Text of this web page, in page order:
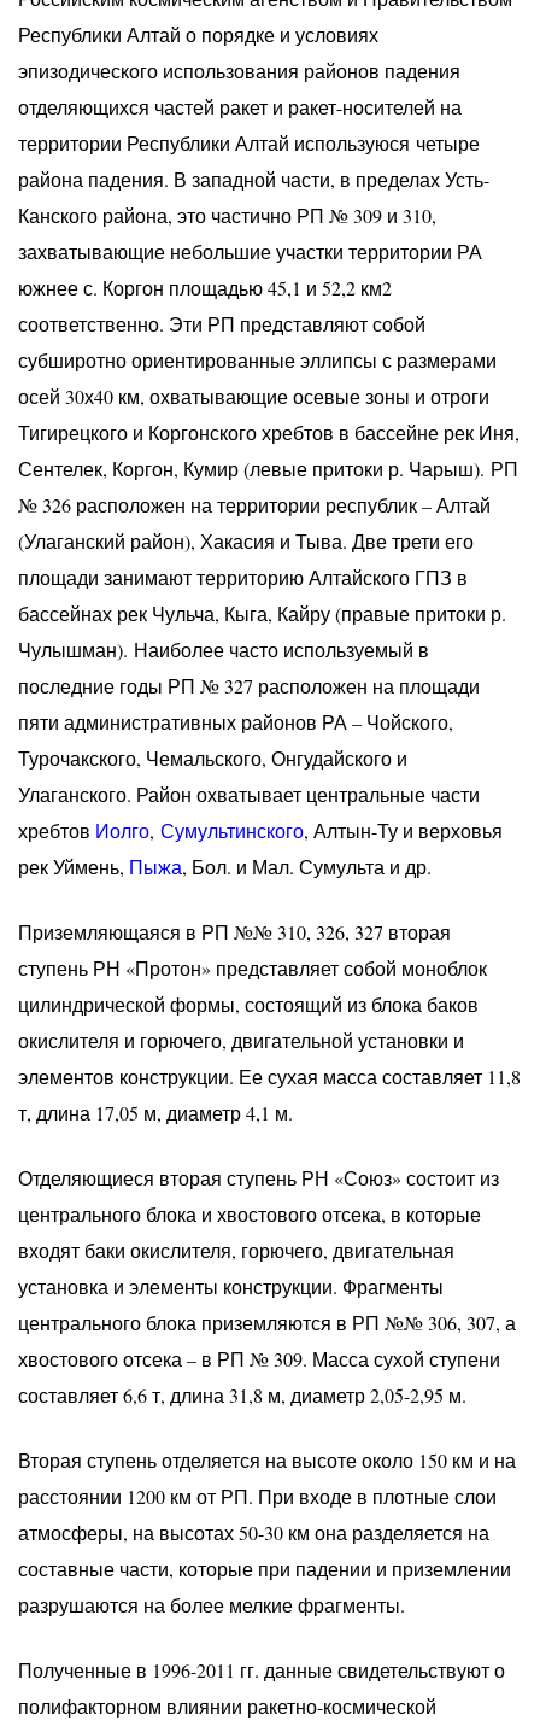
Республики Алтай о порядке и условиях
эпизодического использования районов падения
отделяющихся частей ракет и ракет-носителей на
территории Республики Алтай используюся четыре
района падения. В западной части, в пределах Усть-
Канского района, это частично РП № 309 и 310,
захватывающие небольшие участки территории РА
южнее с. Коргон площадью 45,1 и 52,2 км2
соответственно. Эти РП представляют собой
субширотно ориентированные эллипсы с размерами
осей 30х40 км, охватывающие осевые зоны и отроги
Тигирецкого и Коргонского хребтов в бассейне рек Иня,
Сентелек, Коргон, Кумир (левые притоки р. Чарыш). РП
№ 326 расположен на территории республик – Алтай
(Улаганский район), Хакасия и Тыва. Две трети его
площади занимают территорию Алтайского ГПЗ в
бассейнах рек Чульча, Кыга, Кайру (правые притоки р.
Чулышман). Наиболее часто используемый в
последние годы РП № 327 расположен на площади
пяти административных районов РА – Чойского,
Турочакского, Чемальского, Онгудайского и
Улаганского. Район охватывает центральные части
хребтов Иолго, Сумультинского, Алтын-Ту и верховья
рек Уймень, Пыжа, Бол. и Мал. Сумульта и др.
Приземляющаяся в РП №№ 310, 326, 327 вторая
ступень РН «Протон» представляет собой моноблок
цилиндрической формы, состоящий из блока баков
окислителя и горючего, двигательной установки и
элементов конструкции. Ее сухая масса составляет 11,8
т, длина 17,05 м, диаметр 4,1 м.
Отделяющиеся вторая ступень РН «Союз» состоит из
центрального блока и хвостового отсека, в которые
входят баки окислителя, горючего, двигательная
установка и элементы конструкции. Фрагменты
центрального блока приземляются в РП №№ 306, 307, а
хвостового отсека – в РП № 309. Масса сухой ступени
составляет 6,6 т, длина 31,8 м, диаметр 2,05-2,95 м.
Вторая ступень отделяется на высоте около 150 км и на
расстоянии 1200 км от РП. При входе в плотные слои
атмосферы, на высотах 50-30 км она разделяется на
составные части, которые при падении и приземлении
разрушаются на более мелкие фрагменты.
Полученные в 1996-2011 гг. данные свидетельствуют о
полифакторном влиянии ракетно-космической